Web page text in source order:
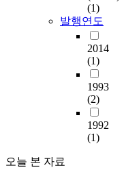
(1)
발행연도
2014
(1)
1993
(2)
1992
(1)
오늘 본 자료